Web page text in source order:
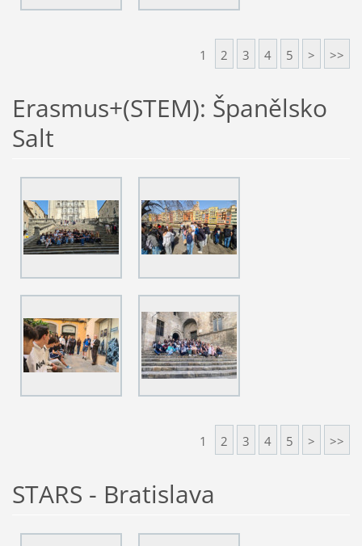
1 2 3 4 5 > >>
Erasmus+(STEM): Španělsko
Salt
1 2 3 4 5 > >>
STARS - Bratislava